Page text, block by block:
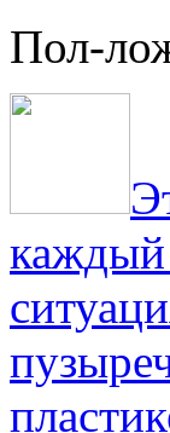
Пол-
каждый